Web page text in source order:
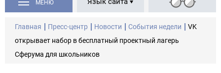
МЕНЮ
Главная Пресс-центр Новости События недели
VK
открывает набор в бесплатный проектный лагерь
Сферума для школьников